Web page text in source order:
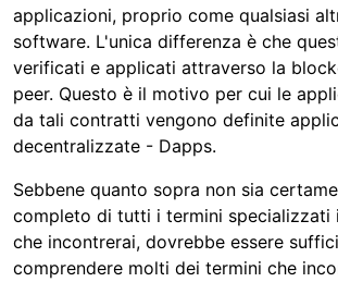
applicazioni, proprio come qualsiasi
software. L'unica differenza è che
verificati e applicati attraverso la
peer. Questo è il motivo per cui le
da tali contratti vengono definite
decentralizzate - Dapps.
Sebbene quanto sopra non sia
completo di tutti i termini specializzati
che incontrerai, dovrebbe essere
comprendere molti dei termini che